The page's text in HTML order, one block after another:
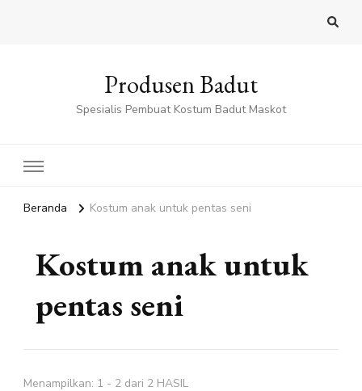
Produsen Badut
Spesialis Pembuat Kostum Badut Maskot
Beranda Kostum anak untuk pentas seni
Kostum anak untuk
pentas seni
Menampilkan: 1 - 2 dari 2 HASIL